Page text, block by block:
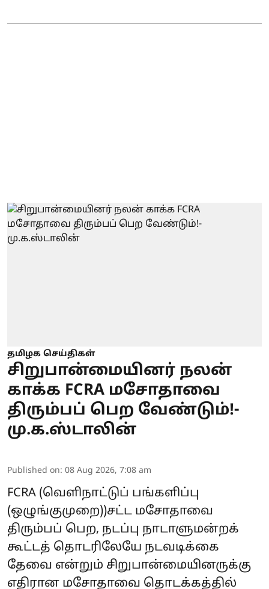
தமிழக செய்திகள்
சிறுபான்மையினர் நலன்
காக்க FCRA மசோதாவை
திரும்பப் பெற வேண்டும்!-
மு.க.ஸ்டாலின்
Published on: 08 Aug 2026, 7:08 am
FCRA (வெளிநாட்டுப் பங்களிப்பு
(ஒழுங்குமுறை))சட்ட மசோதாவை
திரும்பப் பெற, நடப்பு நாடாளுமன்றக்
கூட்டத் தொடரிலேயே நடவடிக்கை
தேவை என்றும் சிறுபான்மையினருக்கு
எதிரான மசோதாவை தொடக்கத்தில்